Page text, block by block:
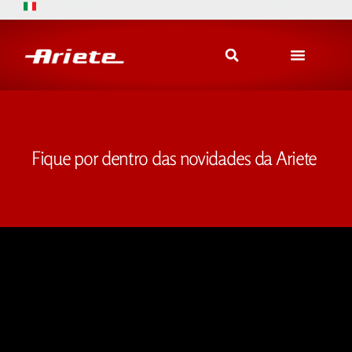
Fique por dentro das novidades da Ariete